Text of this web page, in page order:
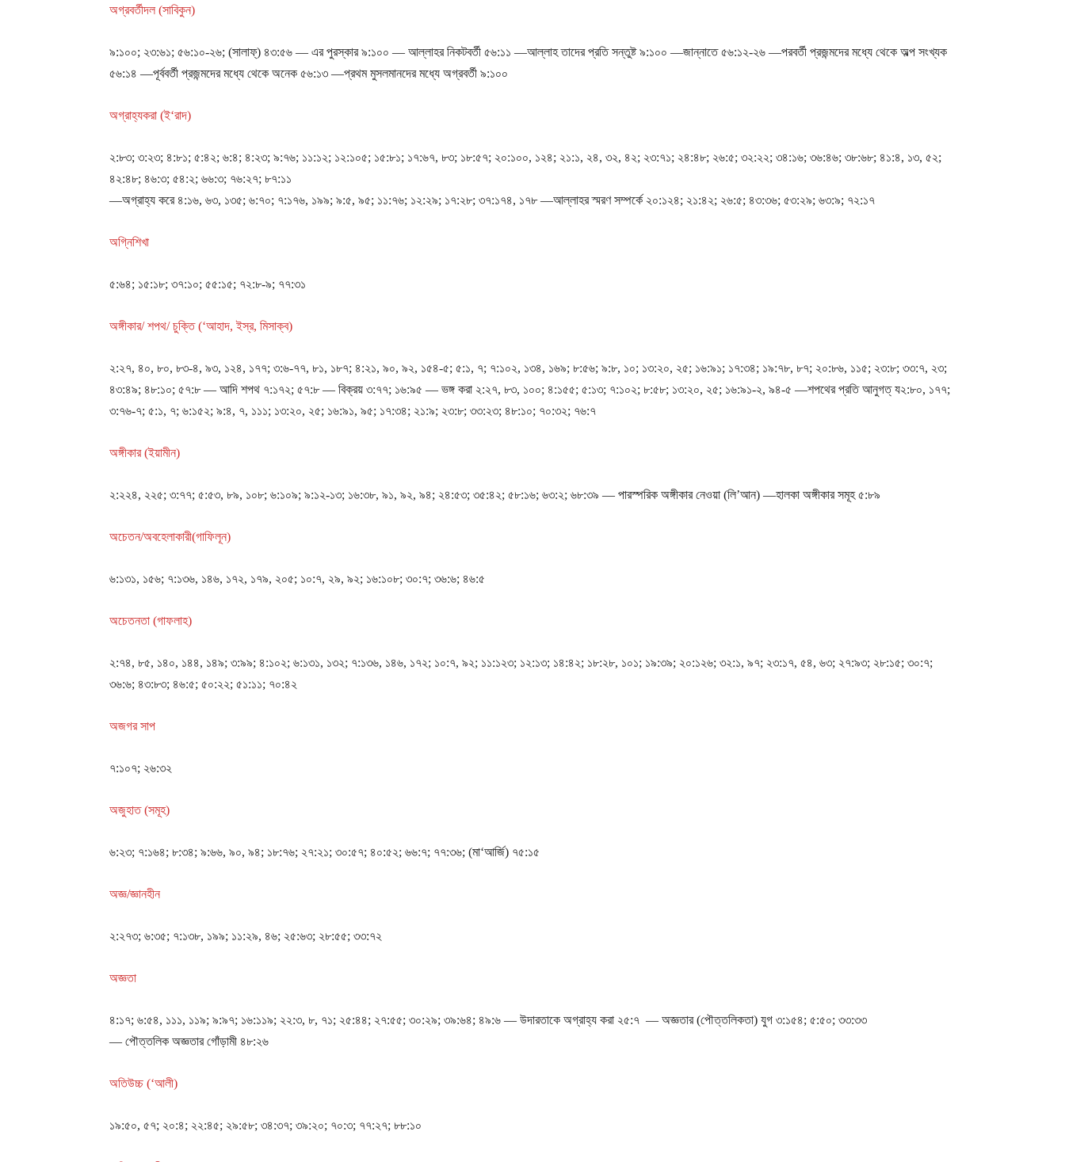
অগ্রবর্তীদল (সাবিকুন)
৯:১০০; ২৩:৬১; ৫৬:১০-২৬; (সালাফ্) ৪৩:৫৬ ― এর পুরস্কার ৯:১০০ ― আল্লাহর নিকটবর্তী ৫৬:১১ ―আল্লাহ তাদের প্রতি সন্তুষ্ট ৯:১০০ ―জান্নাতে ৫৬:১২-২৬ ―পরবর্তী প্রজন্মদের মধ্যে থেকে অল্প সংখ্যক
৫৬:১৪ ―পূর্ববর্তী প্রজন্মদের মধ্যে থেকে অনেক ৫৬:১৩ ―প্রথম মুসলমানদের মধ্যে অগ্রবর্তী ৯:১০০
অগ্রাহ্যকরা (ই‘রাদ)
২:৮৩; ৩:২৩; ৪:৮১; ৫:৪২; ৬:৪; ৪:২৩; ৯:৭৬; ১১:১২; ১২:১০৫; ১৫:৮১; ১৭:৬৭, ৮৩; ১৮:৫৭; ২০:১০০, ১২৪; ২১:১, ২৪, ৩২, ৪২; ২৩:৭১; ২৪:৪৮; ২৬:৫; ৩২:২২; ৩৪:১৬; ৩৬:৪৬; ৩৮:৬৮; ৪১:৪, ১৩, ৫২;
৪২:৪৮; ৪৬:৩; ৫৪:২; ৬৬:৩; ৭৬:২৭; ৮৭:১১
―অগ্রাহ্য করে ৪:১৬, ৬৩, ১৩৫; ৬:৭০; ৭:১৭৬, ১৯৯; ৯:৫, ৯৫; ১১:৭৬; ১২:২৯; ১৭:২৮; ৩৭:১৭৪, ১৭৮ ―আল্লাহর স্মরণ সম্পর্কে ২০:১২৪; ২১:৪২; ২৬:৫; ৪৩:৩৬; ৫৩:২৯; ৬৩:৯; ৭২:১৭
অগ্নিশিখা
৫:৬৪; ১৫:১৮; ৩৭:১০; ৫৫:১৫; ৭২:৮-৯; ৭৭:৩১
অঙ্গীকার/ শপথ/ চুক্তি (‘আহাদ, ইস্র, মিসাক্ব)
২:২৭, ৪০, ৮০, ৮৩-৪, ৯৩, ১২৪, ১৭৭; ৩:৬-৭৭, ৮১, ১৮৭; ৪:২১, ৯০, ৯২, ১৫৪-৫; ৫:১, ৭; ৭:১০২, ১৩৪, ১৬৯; ৮:৫৬; ৯:৮, ১০; ১৩:২০, ২৫; ১৬:৯১; ১৭:৩৪; ১৯:৭৮, ৮৭; ২০:৮৬, ১১৫; ২৩:৮; ৩৩:৭, ২৩;
৪৩:৪৯; ৪৮:১০; ৫৭:৮ ― আদি শপথ ৭:১৭২; ৫৭:৮ ― বিক্রয় ৩:৭৭; ১৬:৯৫ ― ভঙ্গ করা ২:২৭, ৮৩, ১০০; ৪:১৫৫; ৫:১৩; ৭:১০২; ৮:৫৮; ১৩:২০, ২৫; ১৬:৯১-২, ৯৪-৫ ―শপথের প্রতি আনুগত্ য২:৮০, ১৭৭;
৩:৭৬-৭; ৫:১, ৭; ৬:১৫২; ৯:৪, ৭, ১১১; ১৩:২০, ২৫; ১৬:৯১, ৯৫; ১৭:৩৪; ২১:৯; ২৩:৮; ৩৩:২৩; ৪৮:১০; ৭০:৩২; ৭৬:৭
অঙ্গীকার (ইয়ামীন)
২:২২৪, ২২৫; ৩:৭৭; ৫:৫৩, ৮৯, ১০৮; ৬:১০৯; ৯:১২-১৩; ১৬:৩৮, ৯১, ৯২, ৯৪; ২৪:৫৩; ৩৫:৪২; ৫৮:১৬; ৬৩:২; ৬৮:৩৯ ― পারস্পরিক অঙ্গীকার নেওয়া (লি’আন) ―হালকা অঙ্গীকার সমূহ ৫:৮৯
অচেতন/অবহেলাকারী(গাফিলূন)
৬:১৩১, ১৫৬; ৭:১৩৬, ১৪৬, ১৭২, ১৭৯, ২০৫; ১০:৭, ২৯, ৯২; ১৬:১০৮; ৩০:৭; ৩৬:৬; ৪৬:৫
অচেতনতা (গাফলাহ)
২:৭৪, ৮৫, ১৪০, ১৪৪, ১৪৯; ৩:৯৯; ৪:১০২; ৬:১৩১, ১৩২; ৭:১৩৬, ১৪৬, ১৭২; ১০:৭, ৯২; ১১:১২৩; ১২:১৩; ১৪:৪২; ১৮:২৮, ১০১; ১৯:৩৯; ২০:১২৬; ৩২:১, ৯৭; ২৩:১৭, ৫৪, ৬৩; ২৭:৯৩; ২৮:১৫; ৩০:৭;
৩৬:৬; ৪৩:৮৩; ৪৬:৫; ৫০:২২; ৫১:১১; ৭০:৪২
অজগর সাপ
৭:১০৭; ২৬:৩২
অজুহাত (সমূহ)
৬:২৩; ৭:১৬৪; ৮:৩৪; ৯:৬৬, ৯০, ৯৪; ১৮:৭৬; ২৭:২১; ৩০:৫৭; ৪০:৫২; ৬৬:৭; ৭৭:৩৬; (মা‘আর্জি) ৭৫:১৫
অজ্ঞ/জ্ঞানহীন
২:২৭৩; ৬:৩৫; ৭:১৩৮, ১৯৯; ১১:২৯, ৪৬; ২৫:৬৩; ২৮:৫৫; ৩৩:৭২
অজ্ঞতা
৪:১৭; ৬:৫৪, ১১১, ১১৯; ৯:৯৭; ১৬:১১৯; ২২:৩, ৮, ৭১; ২৫:৪৪; ২৭:৫৫; ৩০:২৯; ৩৯:৬৪; ৪৯:৬ — উদারতাকে অগ্রাহ্য করা ২৫:৭ — অজ্ঞতার (পৌত্তলিকতা) যুগ ৩:১৫৪; ৫:৫০; ৩৩:৩৩
— পৌত্তলিক অজ্ঞতার গোঁড়ামী ৪৮:২৬
অতিউচ্চ (‘আলী)
১৯:৫০, ৫৭; ২০:৪; ২২:৪৫; ২৯:৫৮; ৩৪:৩৭; ৩৯:২০; ৭০:৩; ৭৭:২৭; ৮৮:১০